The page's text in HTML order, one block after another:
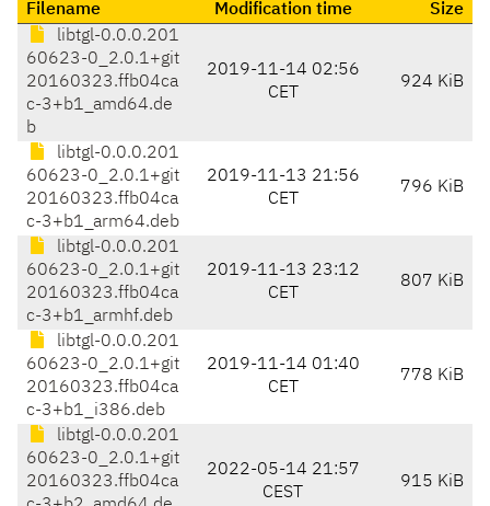
Filename Modification time
Size
libtgl-0.0.0.201
60623-0_2.0.1+git
20160323.ffb04ca
c-3+b1_amd64.de
b
2019-11-14 02:56
CET
924 KiB
libtgl-0.0.0.201
60623-0_2.0.1+git
20160323.ffb04ca
c-3+b1_arm64.deb
2019-11-13 21:56
CET
796 KiB
libtgl-0.0.0.201
60623-0_2.0.1+git
20160323.ffb04ca
c-3+b1_armhf.deb
2019-11-13 23:12
CET
807 KiB
libtgl-0.0.0.201
60623-0_2.0.1+git
20160323.ffb04ca
c-3+b1_i386.deb
2019-11-14 01:40
CET
778 KiB
libtgl-0.0.0.201
60623-0_2.0.1+git
20160323.ffb04ca
2022-05-14 21:57
CEST
915 KiB